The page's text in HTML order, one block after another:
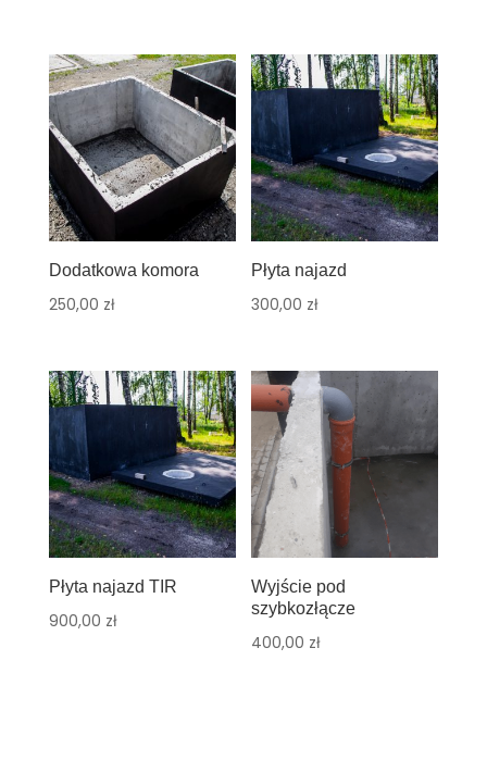
Dodatkowa komora
250,00 zł
Płyta najazd
300,00 zł
Płyta najazd TIR
900,00 zł
Wyjście pod
szybkozłącze
400,00 zł